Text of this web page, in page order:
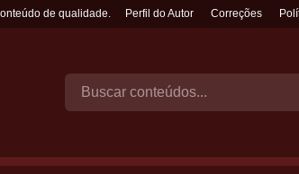
de qualidade. Perfil do Autor Correções